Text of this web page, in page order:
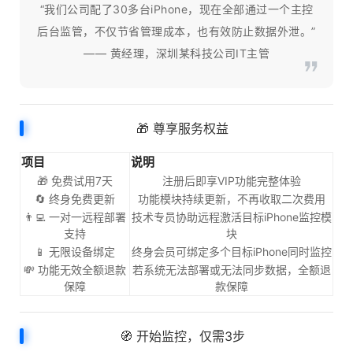
“我们公司配了30多台iPhone，现在全部通过一个主控
后台监管，不仅节省管理成本，也有效防止数据外泄。”
—— 黄经理，深圳某科技公司IT主管
🎁 尊享服务权益
项目 说明
🎁 免费试用7天
注册后即享VIP功能完整体验
🔄 终身免费更新
功能模块持续更新，不再收取二次费用
👨‍💻 一对一远程部署
支持
技术专员协助远程激活目标iPhone监控模
块
📱 无限设备绑定
终身会员可绑定多个目标iPhone同时监控
💸 功能无效全额退款
保障
若系统无法部署或无法同步数据，全额退
款保障
🧭 开始监控，仅需3步